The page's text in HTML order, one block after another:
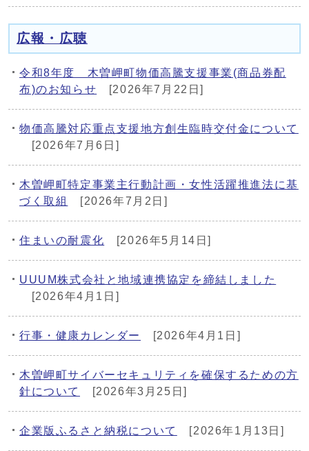
広報・広聴
令和8年度 木曽岬町物価高騰支援事業(商品券配
布)のお知らせ
[2026年7月22日]
物価高騰対応重点支援地方創生臨時交付金について
[2026年7月6日]
木曽岬町特定事業主行動計画・女性活躍推進法に基
づく取組
[2026年7月2日]
住まいの耐震化 [2026年5月14日]
UUUM株式会社と地域連携協定を締結しました
[2026年4月1日]
行事・健康カレンダー [2026年4月1日]
木曽岬町サイバーセキュリティを確保するための方
針について
[2026年3月25日]
企業版ふるさと納税について [2026年1月13日]